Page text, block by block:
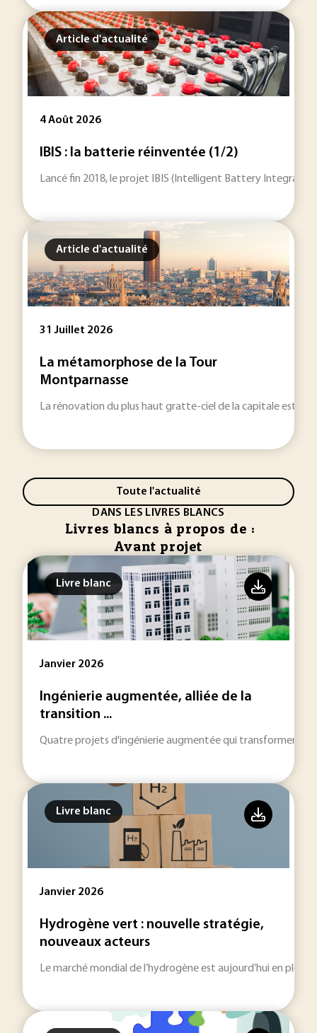
Article d'actualité
4 Août 2026
IBIS : la batterie réinventée (1/2)
Lancé fin 2018, le projet IBIS (Intelligent Battery
Article d'actualité
31 Juillet 2026
La métamorphose de la Tour
Montparnasse
La rénovation du plus haut gratte-ciel de la capitale est
Toute l'actualité
DANS LES LIVRES BLANCS
Livres blancs à propos de :
Avant projet
Livre blanc
Janvier 2026
Ingénierie augmentée, alliée de la
transition ...
Quatre projets d'ingénierie augmentée qui transforment la
Livre blanc
Janvier 2026
Hydrogène vert : nouvelle stratégie,
nouveaux acteurs
Le marché mondial de l’hydrogène est aujourd’hui en